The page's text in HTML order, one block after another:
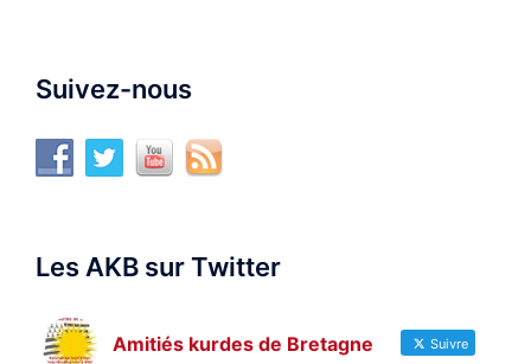
Suivez-nous
Les AKB sur Twitter
Amitiés kurdes de Bretagne Suivre